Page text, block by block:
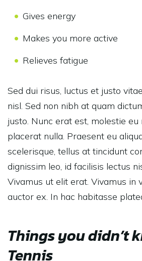
Gives energy
Makes you more active
Relieves fatigue
Sed dui risus, luctus et justo
nisl. Sed non nibh at quam
justo. Nunc erat est, molestie eu
placerat nulla. Praesent eu
scelerisque, tellus at tincidunt
dignissim leo, id facilisis lectus
Vivamus ut elit erat. Vivamus in
auctor ex. In hac habitasse
Things you didn’t
Tennis